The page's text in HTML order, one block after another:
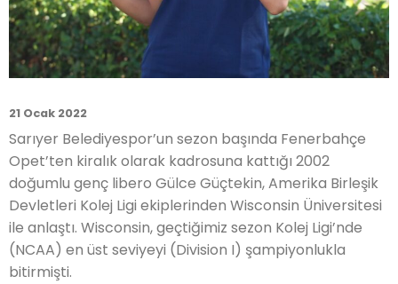
21 Ocak 2022
Sarıyer Belediyespor’un sezon başında Fenerbahçe
Opet’ten kiralık olarak kadrosuna kattığı 2002
doğumlu genç libero Gülce Güçtekin, Amerika Birleşik
Devletleri Kolej Ligi ekiplerinden Wisconsin Üniversitesi
ile anlaştı. Wisconsin, geçtiğimiz sezon Kolej Ligi’nde
(NCAA) en üst seviyeyi (Division I) şampiyonlukla
bitirmişti.